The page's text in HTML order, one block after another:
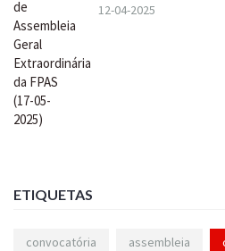
12-04-2025
ETIQUETAS
convocatória assembleia